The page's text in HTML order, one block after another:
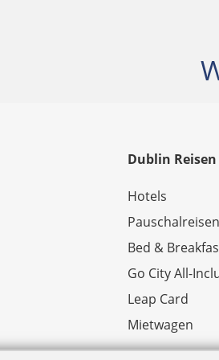
Dublin Reisen
Hotels
Pauschalreisen
Bed &
Go City All-
Leap Card
Mietwagen
©